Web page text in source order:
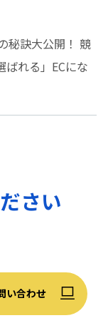
秘訣大公開！ 競
れる」ECにな
さい
い合わせ